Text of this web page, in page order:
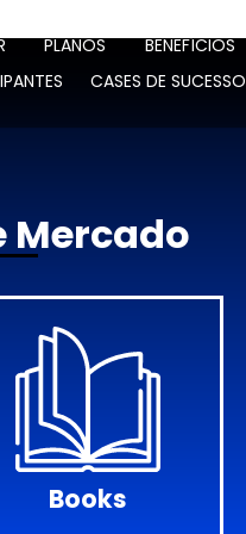
PLANOS BENEFÍCIOS
CASES DE SUCESSO
Mercado
Books
Books